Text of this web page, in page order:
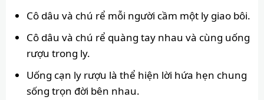
Cô dâu và chú rể mỗi người cầm một ly giao bôi.
Cô dâu và chú rể quàng tay nhau và cùng uống
rượu trong ly.
Uống cạn ly rượu là thể hiện lời hứa hẹn chung
sống trọn đời bên nhau.